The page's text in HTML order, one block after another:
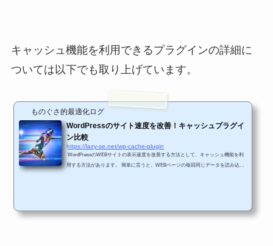
キャッシュ機能を利用できるプラグインの詳細に
ついては以下でも取り上げています。
ものぐさ的最適化ログ
WordPressのサイト速度を改善！キャッシュプラグイ
ン比較
https://lazy-se.net/wp-cache-plugin
WordPressのWEBサイトの表示速度を改善する方法として、キャッシュ機能を利
用する方法があります。 簡単に言うと、WEBページの毎回同じデータを読み込む
ャッシュ機能による表示スピードの改善を行う...